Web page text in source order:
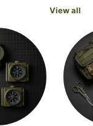
View all